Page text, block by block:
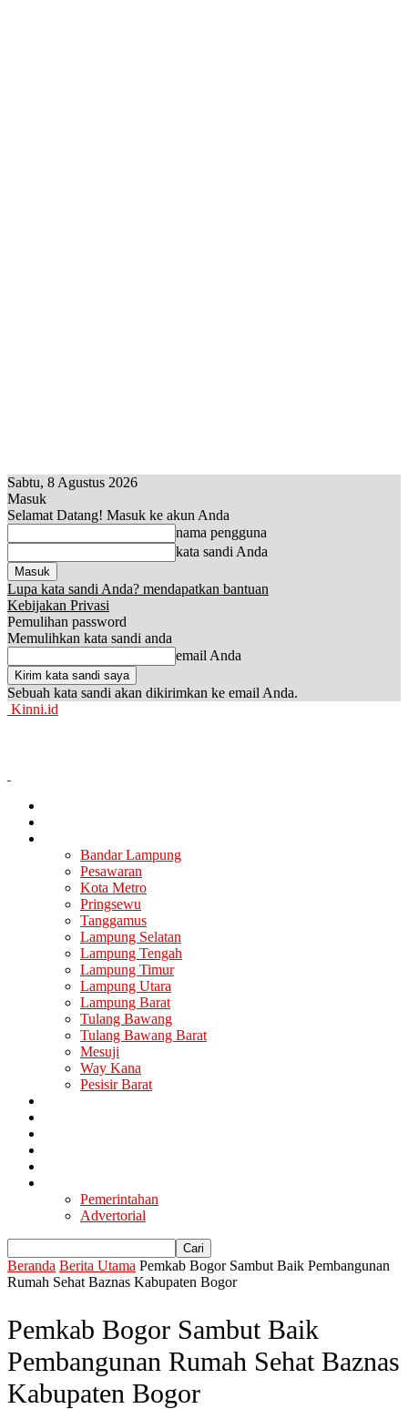
Sabtu, 8 Agustus 2026
Masuk
Selamat Datang! Masuk ke akun Anda
nama pengguna
kata sandi Anda
Lupa kata sandi Anda? mendapatkan bantuan
Kebijakan Privasi
Pemulihan password
Memulihkan kata sandi anda
email Anda
Sebuah kata sandi akan dikirimkan ke email Anda.
Kinni.id
Bandar Lampung
Pesawaran
Kota Metro
Pringsewu
Tanggamus
Lampung Selatan
Lampung Tengah
Lampung Timur
Lampung Utara
Lampung Barat
Tulang Bawang
Tulang Bawang Barat
Mesuji
Way Kana
Pesisir Barat
Pemerintahan
Advertorial
Beranda Berita Utama Pemkab Bogor Sambut Baik Pembangunan
Rumah Sehat Baznas Kabupaten Bogor
Pemkab Bogor Sambut Baik
Pembangunan Rumah Sehat Baznas
Kabupaten Bogor